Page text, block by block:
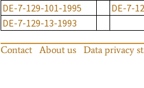
DE-7-129-101-1995
DE-7-
DE-7-129-13-1993
Contact About us Data privacy